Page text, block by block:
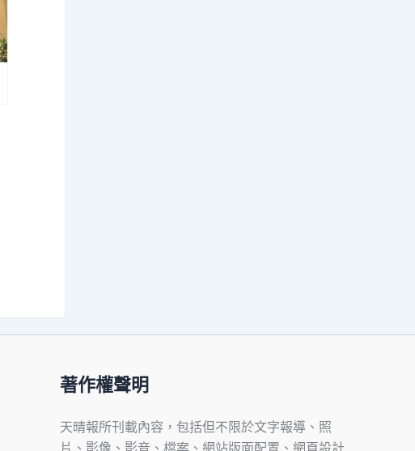
著作權聲明
天晴報所刊載內容，包括但不限於文字報導、照
片、影像、影音、檔案、網站版面配置、網頁設計